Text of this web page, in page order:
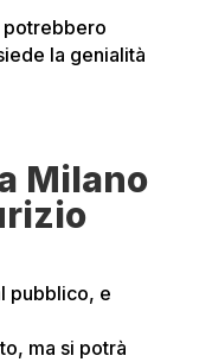
potrebbero
la genialità
Milano
pubblico, e
ma si potrà